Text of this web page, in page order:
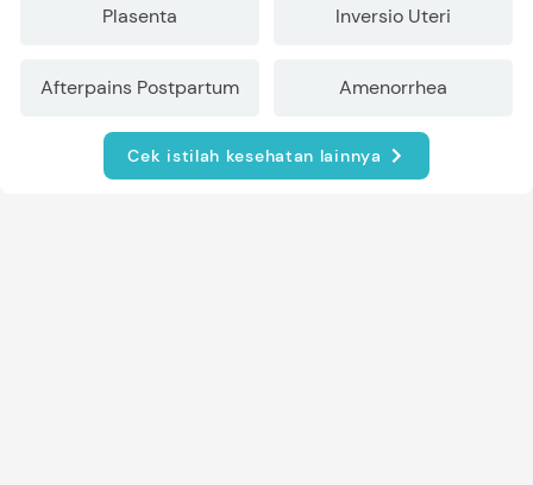
Plasenta Inversio Uteri
Afterpains Postpartum Amenorrhea
Cek istilah kesehatan lainnya